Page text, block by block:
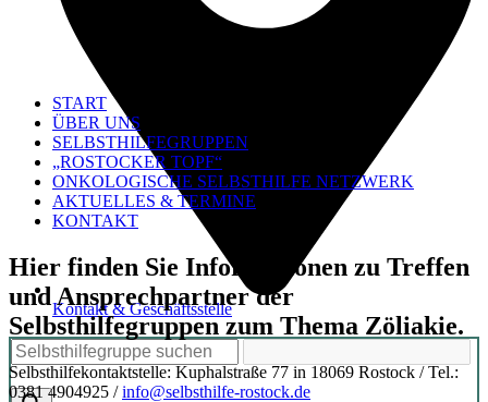
Kontakt & Geschäftsstelle
START
ÜBER UNS
SELBSTHILFEGRUPPEN
„ROSTOCKER TOPF“
ONKOLOGISCHE SELBSTHILFE NETZWERK
AKTUELLES & TERMINE
KONTAKT
Hier finden Sie Informationen zu Treffen
und Ansprechpartner der
Selbsthilfegruppen zum Thema Zöliakie.
Selbsthilfekontaktstelle: Kuphalstraße 77 in 18069 Rostock / Tel.:
0381 4904925 /info@selbsthilfe-rostock.de